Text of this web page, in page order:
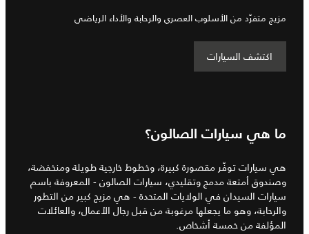
مزيج متفرّد من الأسلوب العصري والرحابة والأداء الرياضي
اكتشف السيارات
ما هي سيارات الصالون؟
هي سيارات توفّر مقصورة كبيرة، وخطوط خارجية طويلة ومنخفضة،
وصندوق أمتعة مدمج وتقليدي، سيارات الصالون - المعروفة باسم
سيارات السيدان في الولايات المتحدة - هي مزيج كبير من التطور
والرحابة، وهو ما يجعلها مرغوبة من قبل رجال الأعمال، والعائلات
المؤلفة من خمسة أشخاص.